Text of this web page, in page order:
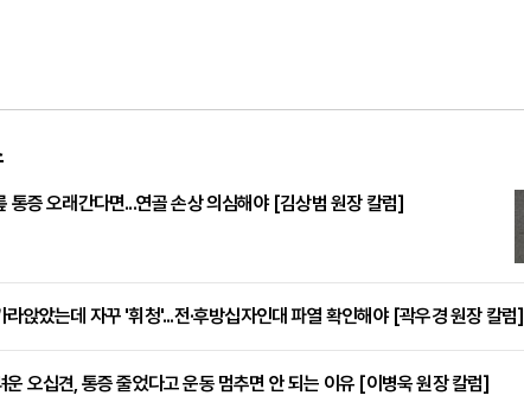
통증 오래간다면...연골 손상 의심해야 [김상범 원장 칼럼]
라앉았는데 자꾸 '휘청'...전·후방십자인대 파열 확인해야 [곽우경 원장 칼럼]
운 오십견, 통증 줄었다고 운동 멈추면 안 되는 이유 [이병욱 원장 칼럼]